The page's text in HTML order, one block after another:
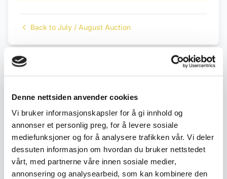
Denne nettsiden anvender cookies
Vi bruker informasjonskapsler for å gi innhold og
annonser et personlig preg, for å levere sosiale
mediefunksjoner og for å analysere trafikken vår. Vi deler
dessuten informasjon om hvordan du bruker nettstedet
vårt, med partnerne våre innen sosiale medier,
annonsering og analysearbeid, som kan kombinere den
Back to July / August Auction
Description
Antique toy horse stable made of painted wood.
The model has a sloped roof and an internal